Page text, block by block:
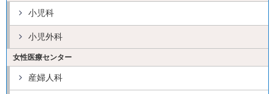
小児科
小児外科
女性医療センター
産婦人科